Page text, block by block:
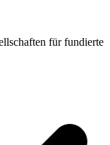
für fundierte